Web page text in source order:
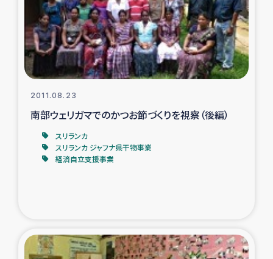
ガザ地区における被災住民への緊急支援
ガザ地区酪農を通した女性グループの生計支援
ふりかけ普及と食生活改善による栄養改善事業
フェアトレード事業
緊急支援事業
食べる
2011.08.23
南部ウェリガマでのかつお節づくりを視察（後編）
スリランカ
スリランカ ジャフナ県干物事業
経済自立支援事業